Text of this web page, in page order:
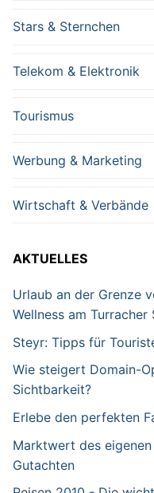
Stars & Sternchen
Telekom & Elektronik
Tourismus
Werbung & Marketing
Wirtschaft & Verbände
AKTUELLES
Urlaub an der Grenze
Wellness am Turracher
Steyr: Tipps für
Wie steigert Domain-
Sichtbarkeit?
Erlebe den perfekten
Marktwert des
Gutachten